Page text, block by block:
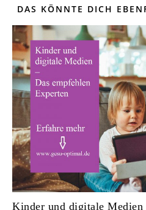
DAS KÖNNTE DICH
Kinder und digitale Medien